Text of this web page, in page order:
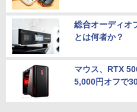
総合オーディオ
とは何者か？
マウス、RTX
5,000円オフで